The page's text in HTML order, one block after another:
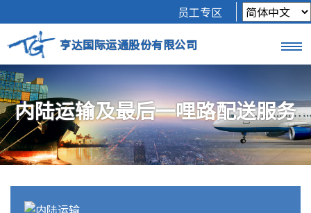
亨达国际运通股份有限公司
员工专区
内陆运输及最后一哩路配送服务